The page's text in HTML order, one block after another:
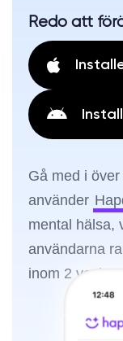
Redo att
Gå med i
använder
mental hälsa,
användarna
inom 2 veckor.